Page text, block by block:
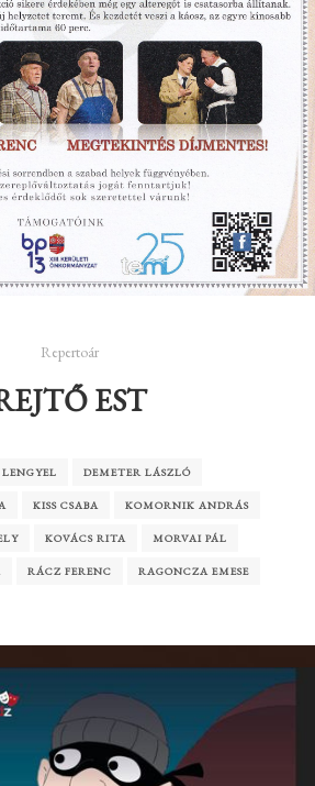
Repertoár
EST
DEMETER LÁSZLÓ
KISS CSABA KOMORNIK ANDRÁS
KOVÁCS RITA MORVAI PÁL
RÁCZ FERENC RAGONCZA EMESE